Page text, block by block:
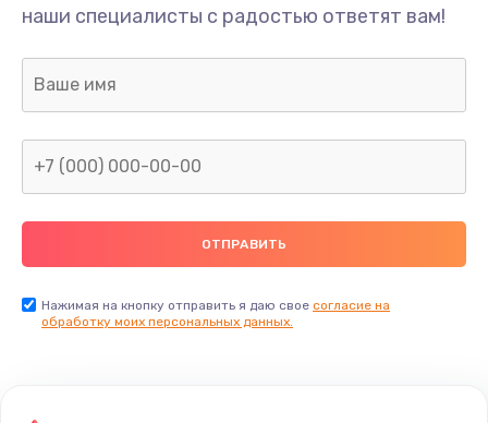
наши специалисты с радостью ответят вам!
Нажимая на кнопку отправить я даю свое согласие на
обработку моих персональных данных.